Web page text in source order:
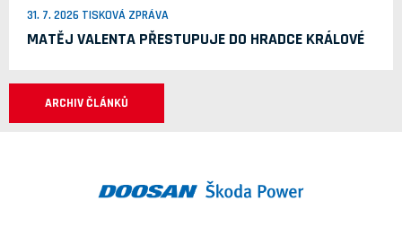
31. 7. 2026 TISKOVÁ ZPRÁVA
MATĚJ VALENTA PŘESTUPUJE DO HRADCE KRÁLOVÉ
ARCHIV ČLÁNKŮ